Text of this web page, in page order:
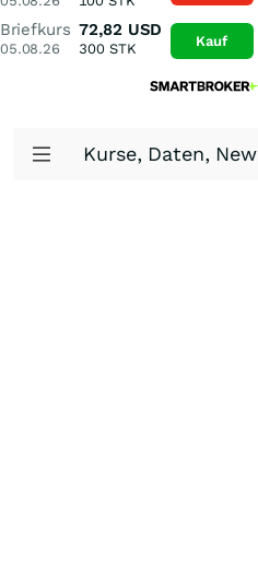
Briefkurs
05.08.26
72,82 USD
300STK Kauf
Kurse, Daten,